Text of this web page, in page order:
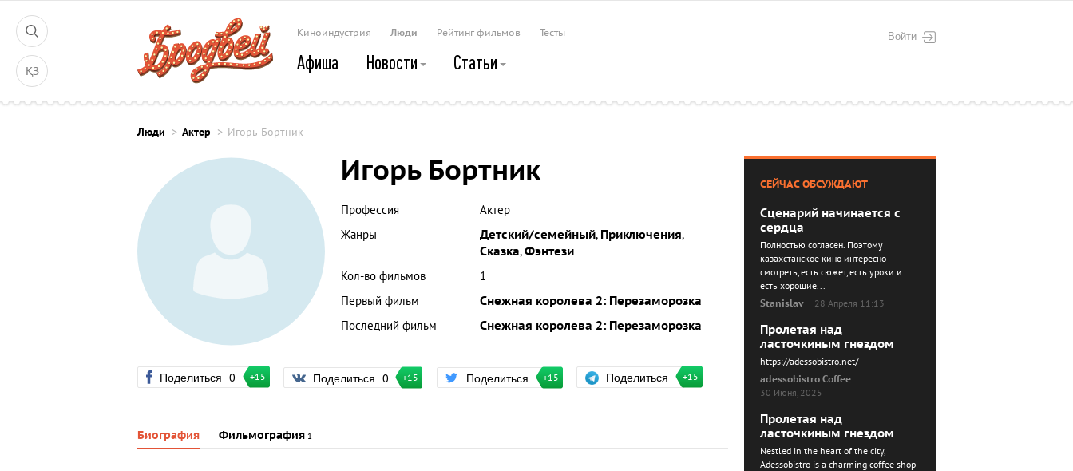
ҚЗ
Войти
Киноиндустрия Люди Рейтинг фильмов Тесты
Афиша Новости Статьи
Люди Актер Игорь Бортник
Игорь Бортник
Профессия
Актер
Жанры
Детский/семейный, Приключения,
Сказка,Фэнтези
Кол-во фильмов
1
Первый фильм
Снежная королева 2: Перезаморозка
Последний фильм
Снежная королева 2: Перезаморозка
Поделиться 0 +15 Поделиться 0 +15 Поделиться +15 Поделиться +15
Биография Фильмография 1
СЕЙЧАС ОБСУЖДАЮТ
Сценарий начинается с
сердца
Полностью согласен. Поэтому
казахстанское кино интересно
смотреть, есть сюжет, есть уроки и
есть хорошие...
Stanislav
28 Апреля 11:13
Пролетая над
ласточкиным гнездом
https://adessobistro.net/
adessobistro Coffee
30 Июня, 2025
Пролетая над
ласточкиным гнездом
Nestled in the heart of the city,
Adessobistro is a charming coffee shop